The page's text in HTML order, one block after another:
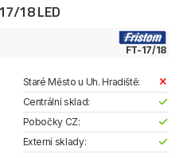
18 LED
FT-17/18
Staré Město u Uh. Hradiště:
Centrální sklad:
Pobočky CZ:
Externí sklady: